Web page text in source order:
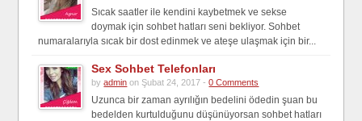
Sıcak saatler ile kendini kaybetmek ve sekse
doymak için sohbet hatları seni bekliyor. Sohbet
numaralarıyla sıcak bir dost edinmek ve ateşe ulaşmak için bir...
Sex Sohbet Telefonları
byadmin on Şubat 24, 2017 -0 Comments
Uzunca bir zaman ayrılığın bedelini ödedin şuan bu
bedelden kurtulduğunu düşünüyorsan sohbet hatları